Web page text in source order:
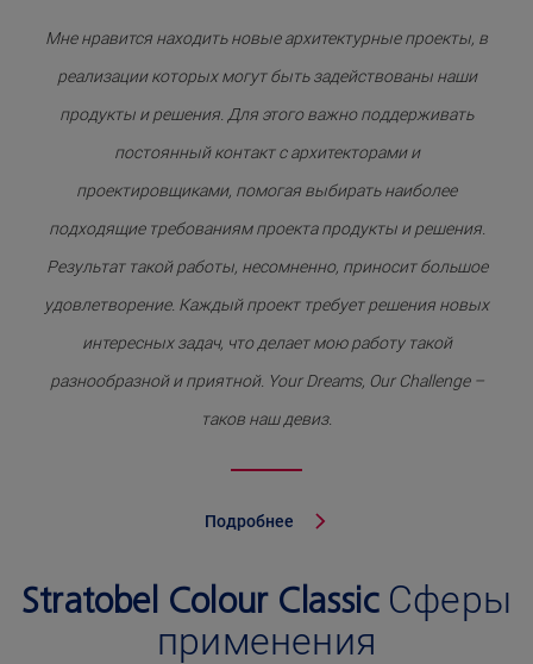
Мне нравится находить новые архитектурные проекты, в
реализации которых могут быть задействованы наши
продукты и решения. Для этого важно поддерживать
постоянный контакт с архитекторами и
проектировщиками, помогая выбирать наиболее
подходящие требованиям проекта продукты и решения.
Результат такой работы, несомненно, приносит большое
удовлетворение. Каждый проект требует решения новых
интересных задач, что делает мою работу такой
разнообразной и приятной. Your Dreams, Our Challenge –
таков наш девиз.
Подробнее
Stratobel Colour ClassicСферы
применения